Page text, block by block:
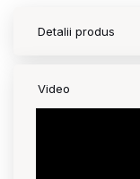
Detalii produs
Video